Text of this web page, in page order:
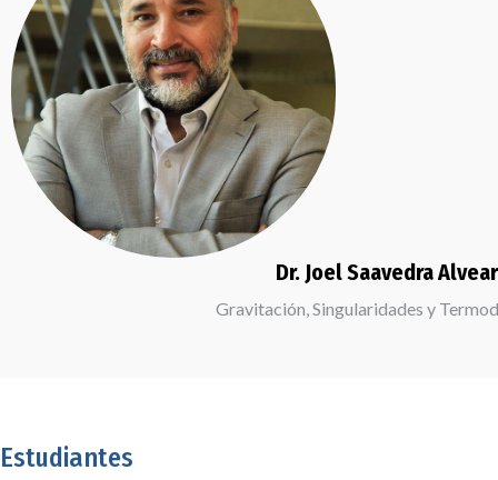
Dr. Jorge Noreña
Los misterios restantes de la
Estudiantes